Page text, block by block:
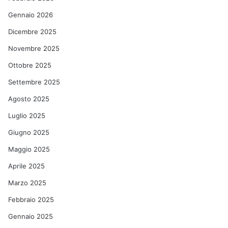
Gennaio 2026
Dicembre 2025
Novembre 2025
Ottobre 2025
Settembre 2025
Agosto 2025
Luglio 2025
Giugno 2025
Maggio 2025
Aprile 2025
Marzo 2025
Febbraio 2025
Gennaio 2025